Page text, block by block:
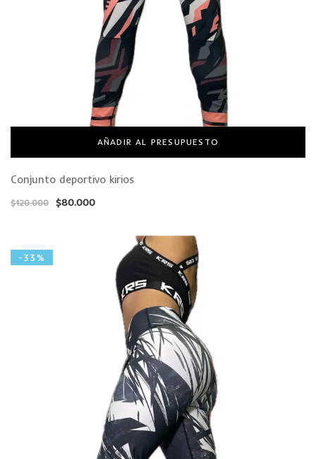
AÑADIR AL PRESUPUESTO
Conjunto deportivo kirios
$120.000 $80.000
-33%